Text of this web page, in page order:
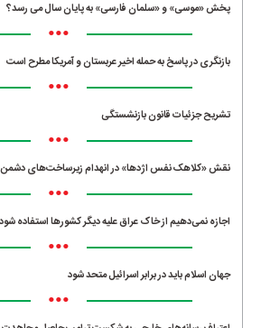
پخش «موسی» و «سلمان فارسی» به پایان سال می رسد؟
•••
بازنگری در پاسخ به حمله اخیر عربستان و آمریکا مطرح است
•••
تشریح جزئیات قانون بازنشستگی
•••
نقش «کلاهک نفس اژدها» در انهدام زیرساخت‌های دشمن
•••
اجازه نمی‌دهیم از خاک عراق علیه دیگر کشورها استفاده شود
•••
جهان اسلام باید در برابر اسرائیل متحد شود
•••